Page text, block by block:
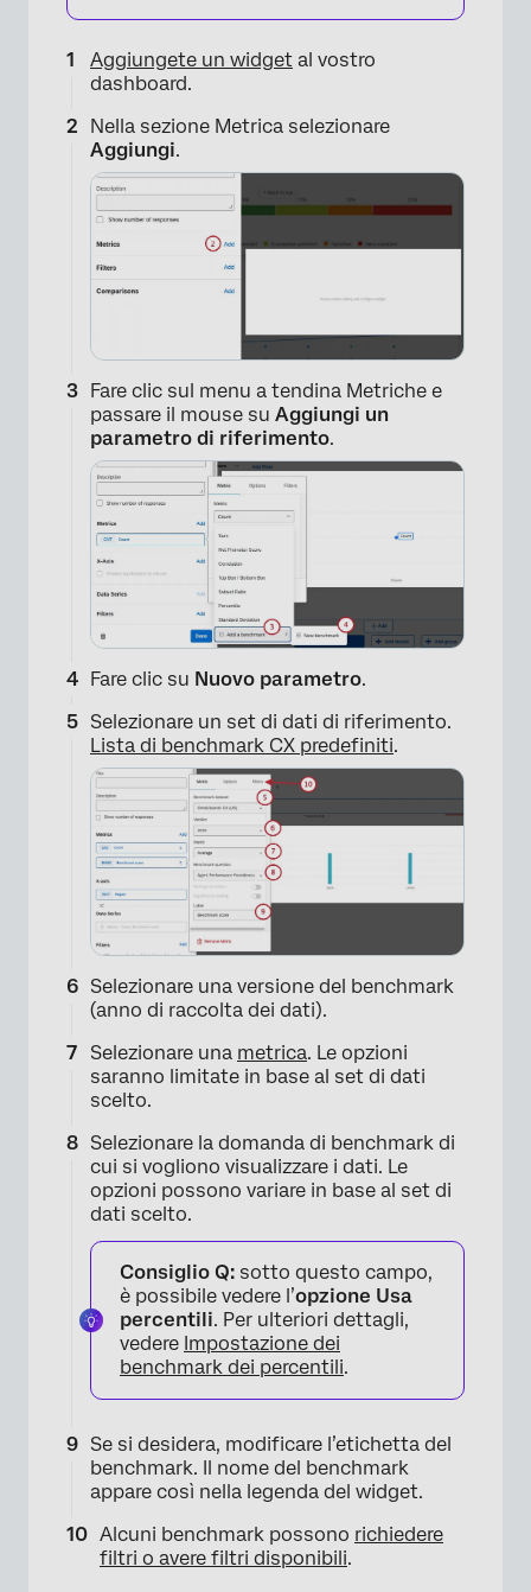
×
Aggiungete un widget al vostro
dashboard.
Nella sezione Metrica selezionare
Aggiungi.
×
Fare clic sul menu a tendina Metriche e
passare il mouse su Aggiungi un
parametro di riferimento.
×
Fare clic su Nuovo parametro.
Selezionare un set di dati di riferimento.
Lista di benchmark CX predefiniti.
Selezionare una versione del benchmark
(anno di raccolta dei dati).
Selezionare una metrica. Le opzioni
saranno limitate in base al set di dati
scelto.
Selezionare la domanda di benchmark di
cui si vogliono visualizzare i dati. Le
opzioni possono variare in base al set di
dati scelto.
Consiglio Q: sotto questo campo,
è possibile vedere l’opzione Usa
percentili. Per ulteriori dettagli,
vedere Impostazione dei
benchmark dei percentili.
Se si desidera, modificare l’etichetta del
benchmark. Il nome del benchmark
appare così nella legenda del widget.
Alcuni benchmark possono richiedere
filtri o avere filtri disponibili.